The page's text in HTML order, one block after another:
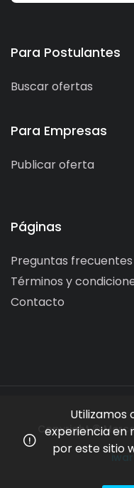
Para Postulantes
Buscar ofertas
Para Empresas
Publicar oferta
Páginas
Preguntas frecuentes
Términos y
Contacto
Copyright ©
Utilizamos
experiencia en
por este sitio